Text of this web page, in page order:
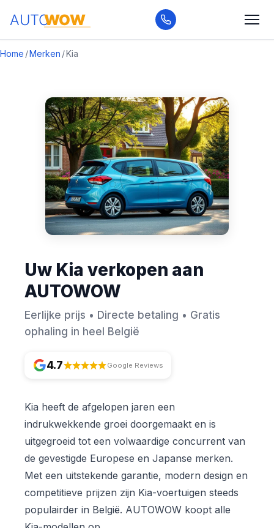
Home /Merken /Kia
Uw Kia verkopen aan
AUTOWOW
Eerlijke prijs • Directe betaling • Gratis
ophaling in heel België
4.7 Google Reviews
Kia heeft de afgelopen jaren een
indrukwekkende groei doorgemaakt en is
uitgegroeid tot een volwaardige concurrent van
de gevestigde Europese en Japanse merken.
Met een uitstekende garantie, modern design en
competitieve prijzen zijn Kia-voertuigen steeds
populairder in België. AUTOWOW koopt alle